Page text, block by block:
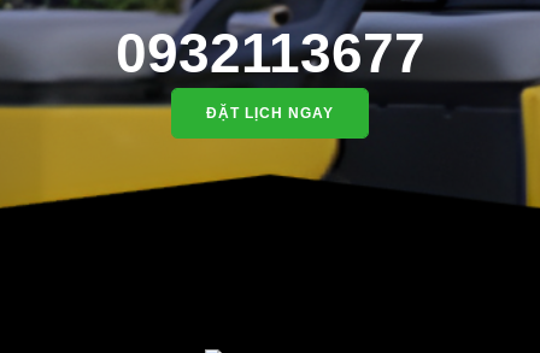
0932113677
ĐẶT LỊCH NGAY